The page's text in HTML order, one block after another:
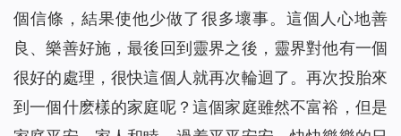
個信條，結果使他少做了很多壞事。這個人心地善
良、樂善好施，最後回到靈界之後，靈界對他有一個
很好的處理，很快這個人就再次輪迴了。再次投胎來
到一個什麽樣的家庭呢？這個家庭雖然不富裕，但是